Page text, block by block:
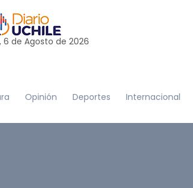
6 de Agosto de 2026
Opinión Deportes Internacional